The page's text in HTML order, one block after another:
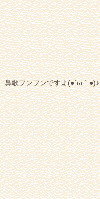
鼻歌フンフンですよ(●´ω｀●)♪